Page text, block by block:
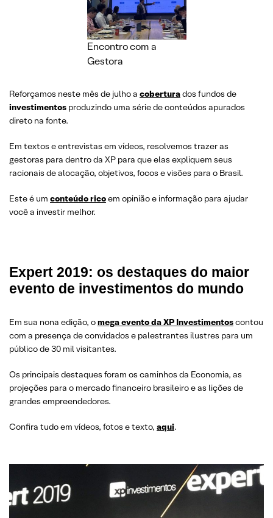
Encontro com a
Gestora
Reforçamos neste mês de julho a coberturados fundos de
investimentos produzindo uma série de conteúdos apurados
direto na fonte.
Em textos e entrevistas em vídeos, resolvemos trazer as
gestoras para dentro da XP para que elas expliquem seus
racionais de alocação, objetivos, focos e visões para o Brasil.
Este é um conteúdo ricoem opinião e informação para ajudar
você a investir melhor.
Expert 2019: os destaques do maior
evento de investimentos do mundo
Em sua nona edição, omega evento da XP Investimentoscontou
com a presença de convidados e palestrantes ilustres para um
público de 30 mil visitantes.
Os principais destaques foram os caminhos da Economia, as
projeções para o mercado financeiro brasileiro e as lições de
grandes empreendedores.
Confira tudo em vídeos, fotos e texto, aqui.